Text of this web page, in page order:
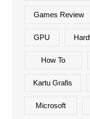
Games Review
GPU
How To
Kartu Grafis
Microsoft